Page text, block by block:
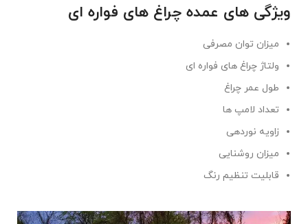
ویژگی های عمده چراغ های فواره ای
میزان توان مصرفی
ولتاژ چراغ های فواره ای
طول عمر چراغ
تعداد لامپ ها
زاویه نوردهی
میزان روشنایی
قابلیت تنظیم رنگ